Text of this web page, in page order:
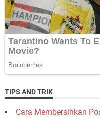
TIPS AND TRIK
Cara Membersihkan